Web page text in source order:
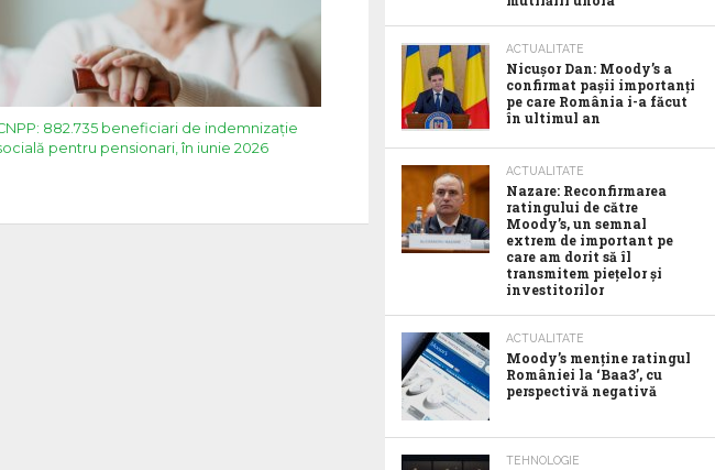
882.735 beneficiari de indemnizație
pentru pensionari, în iunie 2026
ACTUALITATE
Nicușor Dan: Moody’s a
confirmat pașii importanți
pe care România i-a făcut
în ultimul an
ACTUALITATE
Nazare: Reconfirmarea
ratingului de către
Moody’s, un semnal
extrem de important pe
care am dorit să îl
transmitem piețelor și
investitorilor
ACTUALITATE
Moody’s menține ratingul
României la ‘Baa3’, cu
perspectivă negativă
TEHNOLOGIE